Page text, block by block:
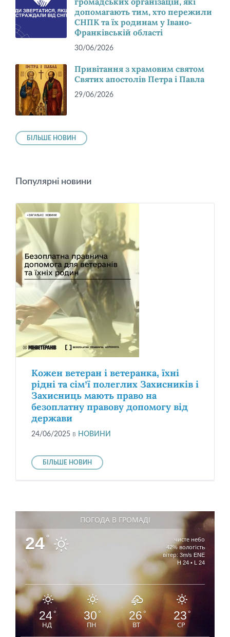
допомагають тим, хто пережили
СНПК та їх родинам у Івано-
Франківській області
30/06/2026
Привітання з храмовим святом
Святих апостолів Петра і Павла
29/06/2026
БІЛЬШЕ НОВИН
Популярні новини
Кожен ветеран і ветеранка, їхні
рідні та сім’ї полеглих Захисників і
Захисниць мають право на
безоплатну правову допомогу від
держави
24/06/2025 в НОВИНИ
БІЛЬШЕ НОВИН
ПОГОДА В ГРОМАДІ
24°
чисте небо
42% вологість
вітер: 3m/s ENE
H 24 • L 24
24 °
НД
30°
ПН
26°
ВТ
23°
СР